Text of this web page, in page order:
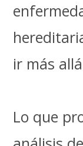
ir más
Lo que